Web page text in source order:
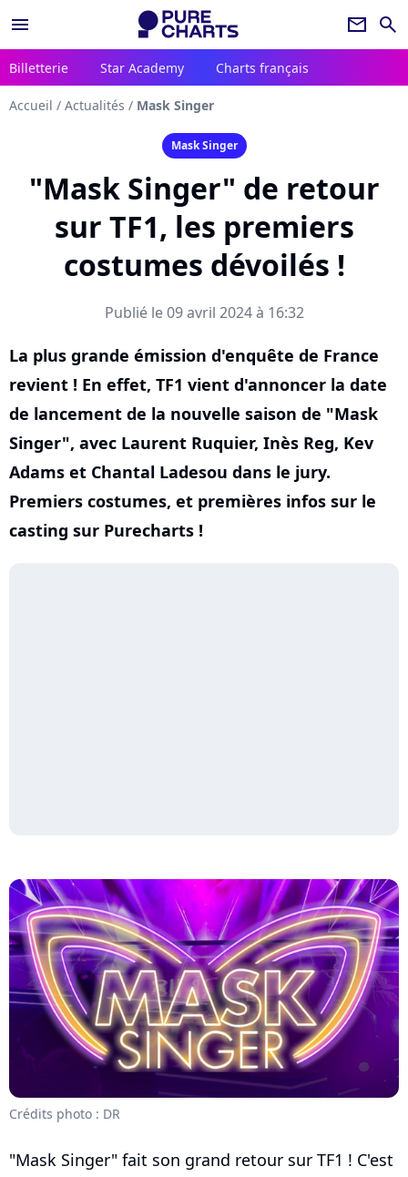
menu newsletter search
Billetterie Star Academy Charts français
Accueil / Actualités / Mask Singer
Mask Singer
"Mask Singer" de retour
sur TF1, les premiers
costumes dévoilés !
Publié le 09 avril 2024 à 16:32
La plus grande émission d'enquête de France
revient ! En effet, TF1 vient d'annoncer la date
de lancement de la nouvelle saison de "Mask
Singer", avec Laurent Ruquier, Inès Reg, Kev
Adams et Chantal Ladesou dans le jury.
Premiers costumes, et premières infos sur le
casting sur Purecharts !
Crédits photo : DR
"Mask Singer" fait son grand retour sur TF1 ! C'est